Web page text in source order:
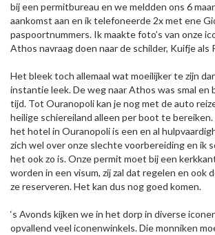
bij een permitbureau en we meldden ons 6
aankomst aan en ik telefoneerde 2x met ene
paspoortnummers. Ik maakte foto’s van onze
Athos navraag doen naar de schilder, Kuifje als
Het bleek toch allemaal wat moeilijker te zijn
instantie leek. De weg naar Athos was smal en
tijd. Tot Ouranopoli kan je nog met de auto
heilige schiereiland alleen per boot te bereiken.
het hotel in Ouranopoli is een en al
zich wel over onze slechte voorbereiding en ik
het ook zo is. Onze permit moet bij een
worden in een visum, zij zal dat regelen en ook
ze reserveren. Het kan dus nog goed komen.
‘s Avonds kijken we in het dorp in diverse
opvallend veel iconenwinkels. Die monniken